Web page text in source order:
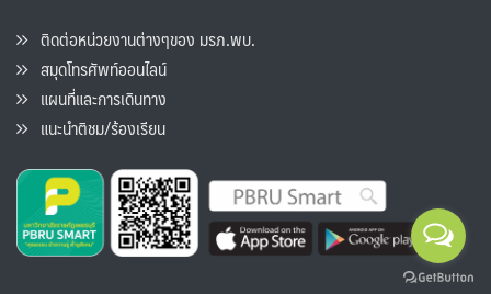
ติดต่อหน่วยงานต่างๆของ มรภ.พบ.
สมุดโทรศัพท์ออนไลน์
แผนที่และการเดินทาง
แนะนำติชม/ร้องเรียน